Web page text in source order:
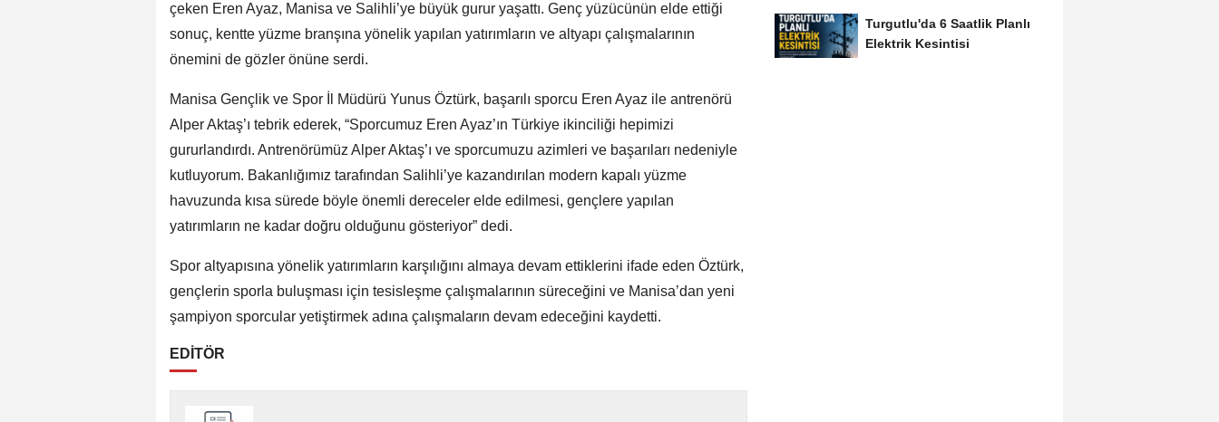
çeken Eren Ayaz, Manisa ve Salihli’ye büyük gurur yaşattı. Genç yüzücünün elde ettiği
sonuç, kentte yüzme branşına yönelik yapılan yatırımların ve altyapı çalışmalarının
önemini de gözler önüne serdi.
Manisa Gençlik ve Spor İl Müdürü Yunus Öztürk, başarılı sporcu Eren Ayaz ile antrenörü
Alper Aktaş’ı tebrik ederek, “Sporcumuz Eren Ayaz’ın Türkiye ikinciliği hepimizi
gururlandırdı. Antrenörümüz Alper Aktaş’ı ve sporcumuzu azimleri ve başarıları nedeniyle
kutluyorum. Bakanlığımız tarafından Salihli’ye kazandırılan modern kapalı yüzme
havuzunda kısa sürede böyle önemli dereceler elde edilmesi, gençlere yapılan
yatırımların ne kadar doğru olduğunu gösteriyor” dedi.
Spor altyapısına yönelik yatırımların karşılığını almaya devam ettiklerini ifade eden Öztürk,
gençlerin sporla buluşması için tesisleşme çalışmalarının süreceğini ve Manisa’dan yeni
şampiyon sporcular yetiştirmek adına çalışmaların devam edeceğini kaydetti.
EDİTÖR
Turgutlu'da 6 Saatlik Planlı
Elektrik Kesintisi